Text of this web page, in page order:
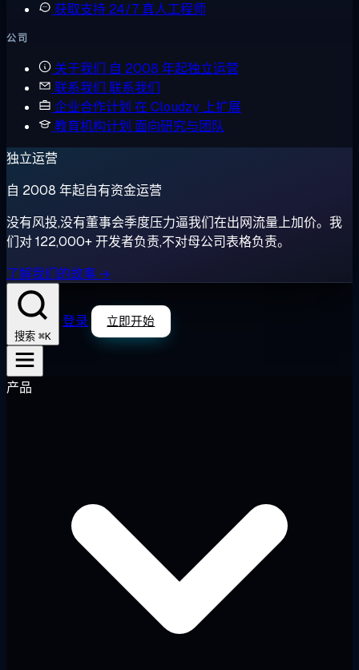
获取支持 24/7 真人工程师
公司
关于我们 自 2008 年起独立运营
联系我们 联系我们
企业合作计划 在 Cloudzy 上扩展
教育机构计划 面向研究与团队
独立运营
自 2008 年起自有资金运营
没有风投,没有董事会季度压力逼我们在出网流量上加价。我
们对 122,000+ 开发者负责,不对母公司表格负责。
了解我们的故事 →
搜索 ⌘K
登录 立即开始
产品